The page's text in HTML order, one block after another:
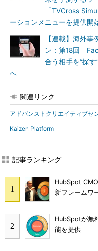
「TVCross
ーションメニューを提供開
【連載】海外
ン：第18回
合う相手を“探す
へ
関連リンク
アドバンストクリエイティブセ
Kaizen Platform
記事ランキング
HubSpot
新フレームワ
HubSpotが無
能を提供